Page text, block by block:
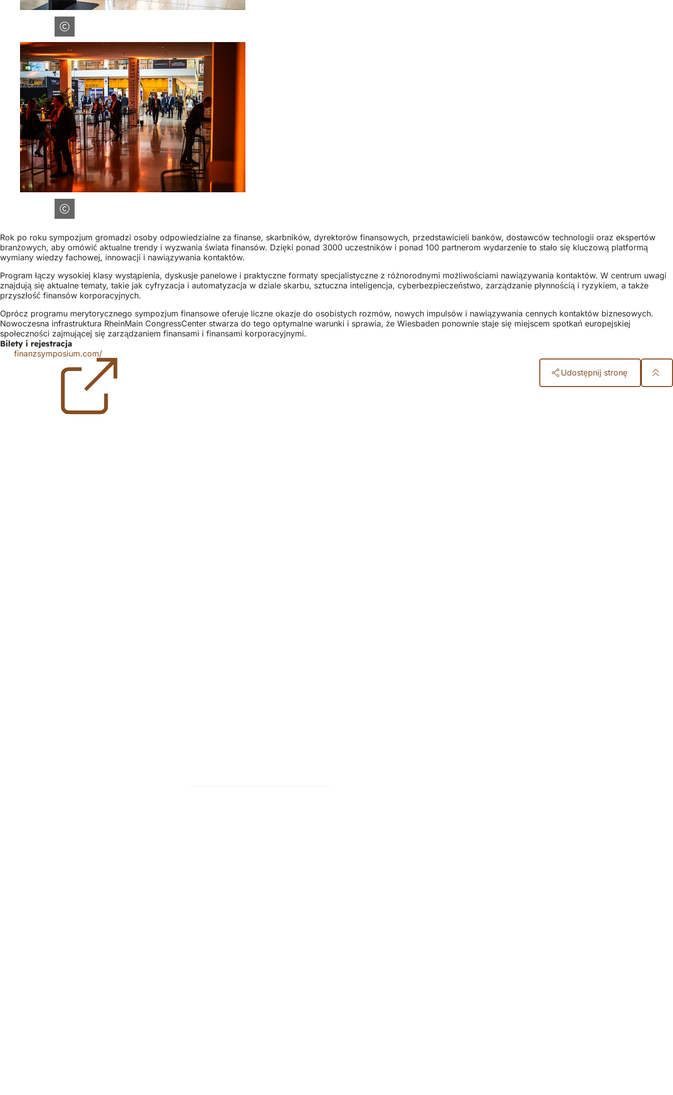
Rok po roku sympozjum gromadzi osoby odpowiedzialne za finanse, skarbników, dyrektorów finansowych, przedstawicieli banków, dostawców technologii oraz ekspertów
branżowych, aby omówić aktualne trendy i wyzwania świata finansów. Dzięki ponad 3000 uczestników i ponad 100 partnerom wydarzenie to stało się kluczową platformą
wymiany wiedzy fachowej, innowacji i nawiązywania kontaktów.
Program łączy wysokiej klasy wystąpienia, dyskusje panelowe i praktyczne formaty specjalistyczne z różnorodnymi możliwościami nawiązywania kontaktów. W centrum uwagi
znajdują się aktualne tematy, takie jak cyfryzacja i automatyzacja w dziale skarbu, sztuczna inteligencja, cyberbezpieczeństwo, zarządzanie płynnością i ryzykiem, a także
przyszłość finansów korporacyjnych.
Oprócz programu merytorycznego sympozjum finansowe oferuje liczne okazje do osobistych rozmów, nowych impulsów i nawiązywania cennych kontaktów biznesowych.
Nowoczesna infrastruktura RheinMain CongressCenter stwarza do tego optymalne warunki i sprawia, że Wiesbaden ponownie staje się miejscem spotkań europejskiej
społeczności zajmującej się zarządzaniem finansami i finansami korporacyjnymi.
Bilety i rejestracja
finanzsymposium.com/
się
w
karcie)
Udostępnij stronę